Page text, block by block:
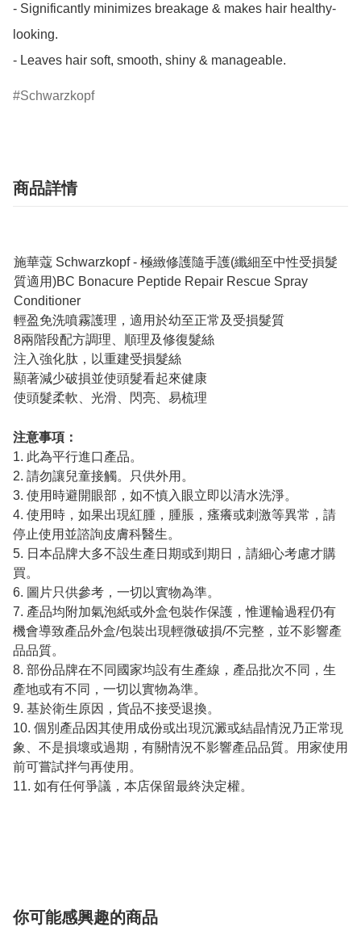
- Significantly minimizes breakage & makes hair healthy-
looking.
- Leaves hair soft, smooth, shiny & manageable.
Schwarzkopf
商品詳情
施華蔻 Schwarzkopf - 極緻修護隨手護(纖細至中性受損髮
質適用)BC Bonacure Peptide Repair Rescue Spray
Conditioner
輕盈免洗噴霧護理，適用於幼至正常及受損髮質
8兩階段配方調理、順理及修復髮絲
注入強化肽，以重建受損髮絲
顯著減少破損並使頭髮看起來健康
使頭髮柔軟、光滑、閃亮、易梳理
注意事項：
1. 此為平行進口產品。
2. 請勿讓兒童接觸。只供外用。
3. 使用時避開眼部，如不慎入眼立即以清水洗淨。
4. 使用時，如果出現紅腫，腫脹，瘙癢或刺激等異常，請
停止使用並諮詢皮膚科醫生。
5. 日本品牌大多不設生產日期或到期日，請細心考慮才購
買。
6. 圖片只供參考，一切以實物為準。
7. 產品均附加氣泡紙或外盒包裝作保護，惟運輪過程仍有
機會導致產品外盒/包裝出現輕微破損/不完整，並不影響產
品品質。
8. 部份品牌在不同國家均設有生產線，產品批次不同，生
產地或有不同，一切以實物為準。
9. 基於衛生原因，貨品不接受退換。
10. 個別產品因其使用成份或出現沉澱或結晶情況乃正常現
象、不是損壞或過期，有關情況不影響產品品質。用家使用
前可嘗試拌勻再使用。
11. 如有任何爭議，本店保留最終決定權。
你可能感興趣的商品